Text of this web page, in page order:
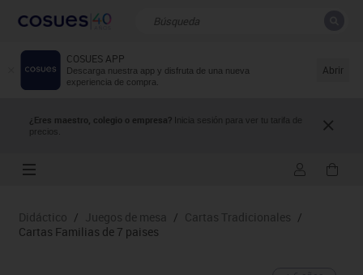
COSUES APP
Descarga nuestra app y disfruta de una nueva
experiencia de compra.
Abrir
¿Eres maestro, colegio o empresa? Inicia sesión para ver tu tarifa de
precios.
Resultados de la búsqueda
Didáctico / Juegos de mesa / Cartas Tradicionales /
Cartas Familias de 7 paises